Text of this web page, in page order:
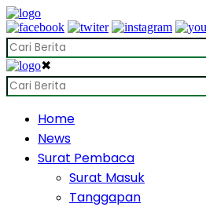
✖
Home
News
Surat Pembaca
Surat Masuk
Tanggapan